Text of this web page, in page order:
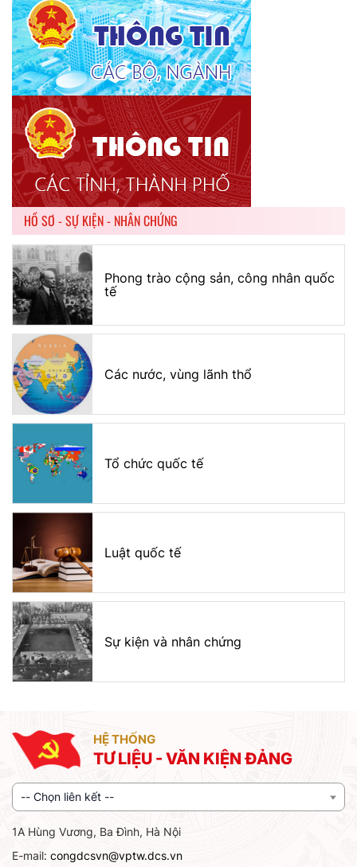
HỒ SƠ - SỰ KIỆN - NHÂN CHỨNG
Phong trào cộng sản, công nhân quốc
tế
Các nước, vùng lãnh thổ
Tổ chức quốc tế
Luật quốc tế
Sự kiện và nhân chứng
HỆ THỐNG
TƯ LIỆU - VĂN KIỆN ĐẢNG
-- Chọn liên kết --
1A Hùng Vương, Ba Đình, Hà Nội
E-mail: congdcsvn@vptw.dcs.vn